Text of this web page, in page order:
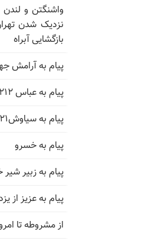
واشنگتن و لندن
نزدیک شدن
بازگشایی آبراه
پیام به آرامش
پیام به عباس ۱۲۱۲ همدان
پیام به سیاوش۲۹۲۱
پیام به خسرو
پیام به زبیر
پیام به عزیز از
از مشروطه تا